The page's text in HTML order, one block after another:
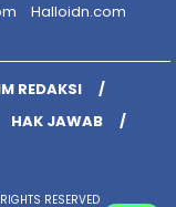
Halloidn.com
REDAKSI
HAK JAWAB
RESERVED